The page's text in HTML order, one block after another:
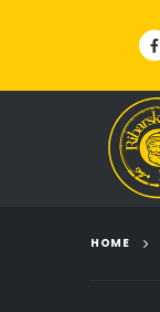
HOME